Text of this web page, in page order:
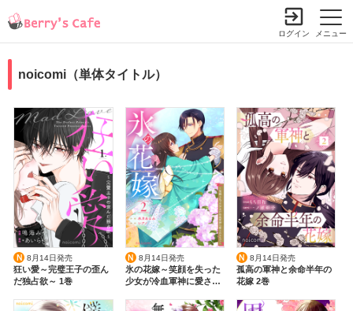
メニュー
ログイン
noicomi（単体タイトル）
Ｎ 8月14日発売
狂い愛～完璧王子の歪ん
だ独占欲～ 1巻
Ｎ 8月14日発売
氷の花嫁～笑顔を失った
少女が冷血軍神に愛され
Ｎ 8月14日発売
孤高の軍神と余命半年の
花嫁 2巻